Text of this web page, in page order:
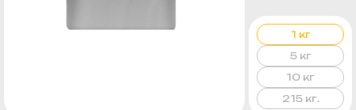
1 кг
5 кг
10 кг
215 кг.